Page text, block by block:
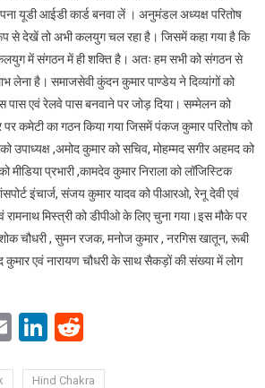
यूडी आईडी कार्ड बनवा लें । अनुमंडल अध्यक्ष परितोष
से देखें तो अभी कलयुग चल रहा है। जिसमें कहा गया है कि
में संगठन में ही शक्ति है। अतः हम सभी को संगठन से
है। समाजसेवी कुंदन कुमार पाण्डेय ने दिव्यांगों को
पास एवं रेलवे पास बनवाने पर जोड़ दिया। सम्मेलन को
कमेटी का गठन किया गया जिसमें पंकज कुमार परितोष को
उपाध्यक्ष ,अमोद कुमार को सचिव, मोहम्मद सगीर अहमद को
प्रभारी ,कामदेव कुमार निराला को लॉजिस्टिक
इंचार्ज, संजय कुमार यादव को पीआरओ, रेनू देवी एवं
रामनाथ मिस्त्री को डीपीओ के लिए चुना गया।इस मौके पर
चौधरी , सुमन रजक, मनोज कुमार , नरगिस खातून, रूबी
एवं नारायण चौधरी के साथ सैकड़ों की संख्या में लोग
EmailLinkedIn
Reddit
Hind Chakra